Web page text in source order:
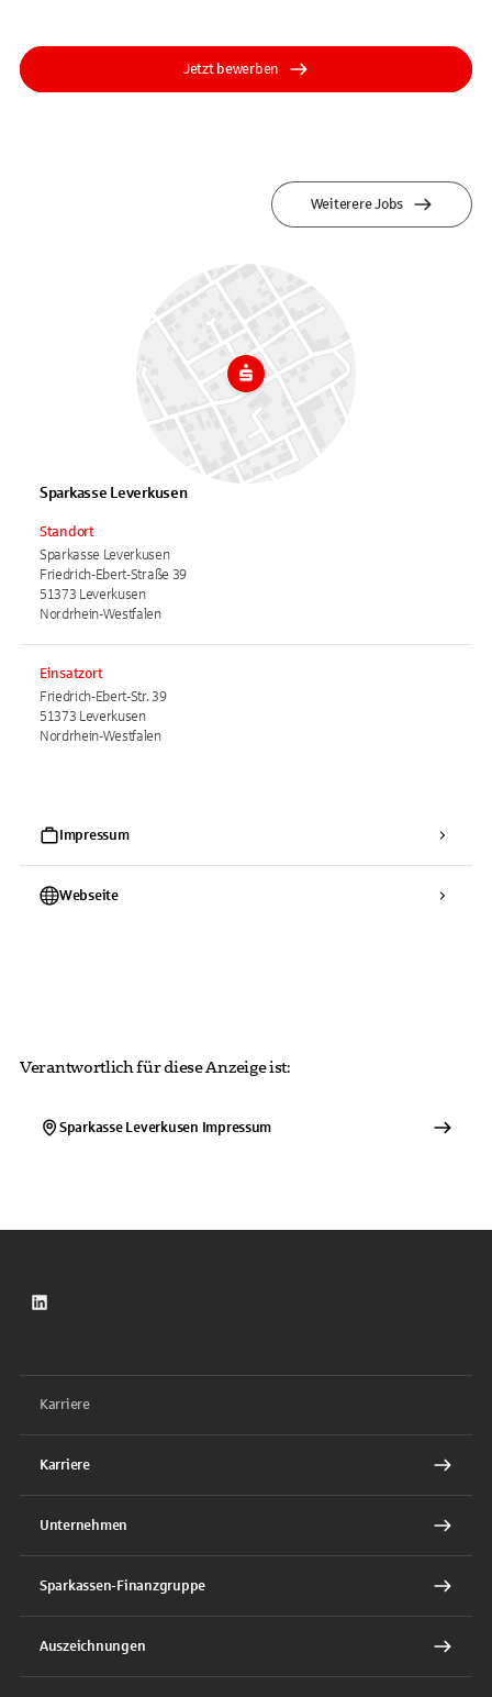
Jetzt bewerben
Weiterere Jobs
Sparkasse Leverkusen
Standort
Sparkasse Leverkusen
Friedrich-Ebert-Straße 39
51373 Leverkusen
Nordrhein-Westfalen
Einsatzort
Friedrich-Ebert-Str. 39
51373 Leverkusen
Nordrhein-Westfalen
Impressum
Webseite
Verantwortlich für diese Anzeige ist:
Sparkasse Leverkusen Impressum
LinkedIn
Karriere
Karriere
Unternehmen
Sparkassen-Finanzgruppe
Auszeichnungen